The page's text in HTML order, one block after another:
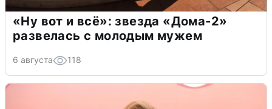
«Ну вот и всё»: звезда «Дома-2»
развелась с молодым мужем
6 августа 118